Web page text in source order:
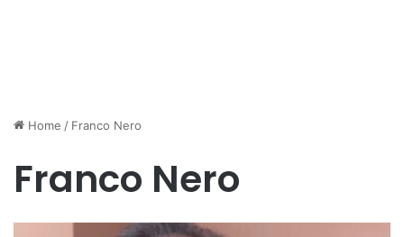
Home / Franco Nero
Franco Nero